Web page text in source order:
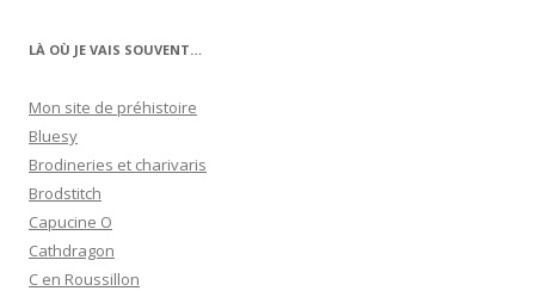
LÀ OÙ JE VAIS SOUVENT…
Mon site de préhistoire
Bluesy
Brodineries et charivaris
Brodstitch
Capucine O
Cathdragon
C en Roussillon